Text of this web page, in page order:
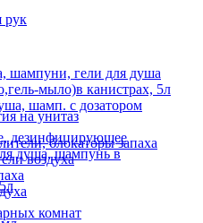
рук
на унитаз
шампуни, гели для душа
мыло)в канистрах, 5л
шамп. с дозатором
дезинфицирующее
душа, шампунь в
блокаторы запаха
воздуха
комнат